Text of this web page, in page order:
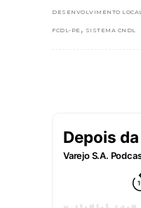
DESENVOLVIMENTO
FCDL-PE , SISTEMA CNDL